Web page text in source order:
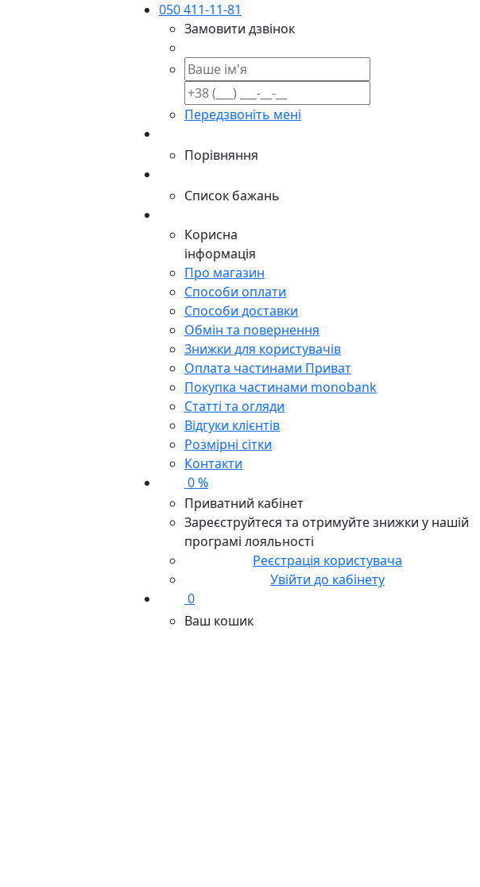
050 411-11-81
Замовити дзвінок
Передзвоніть мені
Порівняння
Список бажань
Корисна
інформація
Про магазин
Способи оплати
Способи доставки
Обмін та повернення
Знижки для користувачів
Оплата частинами Приват
Покупка частинами monobank
Статті та огляди
Відгуки клієнтів
Розмірні сітки
Контакти
0 %
Приватний кабінет
Зареєструйтеся та отримуйте знижки у нашій
програмі лояльності
Реєстрація користувача
Увійти до кабінету
0
Ваш кошик